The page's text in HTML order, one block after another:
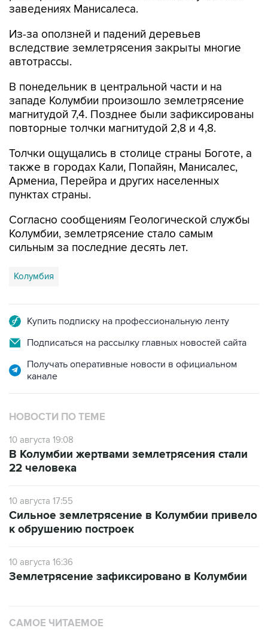
заведениях Манисалеса.
Из-за оползней и падений деревьев
вследствие землетрясения закрыты многие
автотрассы.
В понедельник в центральной части и на
западе Колумбии произошло землетрясение
магнитудой 7,4. Позднее были зафиксированы
повторные толчки магнитудой 2,8 и 4,8.
Толчки ощущались в столице страны Боготе, а
также в городах Кали, Попайян, Манисалес,
Армениа, Перейра и других населенных
пунктах страны.
Согласно сообщениям Геологической службы
Колумбии, землетрясение стало самым
сильным за последние десять лет.
Колумбия
Купить подписку на профессиональную ленту
Подписаться на рассылку главных новостей сайта
Получать оперативные новости в официальном
канале
НОВОСТИ ПО ТЕМЕ
10 августа 19:08
В Колумбии жертвами землетрясения стали
22 человека
10 августа 17:55
Сильное землетрясение в Колумбии привело
к обрушению построек
10 августа 16:36
Землетрясение зафиксировано в Колумбии
САМОЕ ЧИТАЕМОЕ